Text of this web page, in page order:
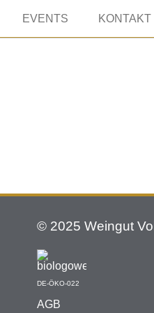
EVENTS KONTAKT
© 2025 Weingut
DE-ÖKO-022
AGB